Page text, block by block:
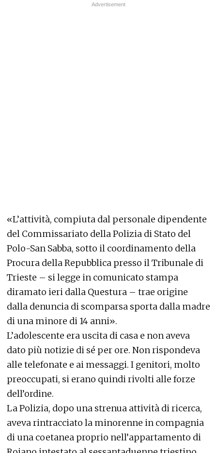
«L’attività, compiuta dal personale dipendente
del Commissariato della Polizia di Stato del
Polo-San Sabba, sotto il coordinamento della
Procura della Repubblica presso il Tribunale di
Trieste – si legge in comunicato stampa
diramato ieri dalla Questura – trae origine
dalla denuncia di scomparsa sporta dalla madre
di una minore di 14 anni».
L’adolescente era uscita di casa e non aveva
dato più notizie di sé per ore. Non rispondeva
alle telefonate e ai messaggi. I genitori, molto
preoccupati, si erano quindi rivolti alle forze
dell’ordine.
La Polizia, dopo una strenua attività di ricerca,
aveva rintracciato la minorenne in compagnia
di una coetanea proprio nell’appartamento di